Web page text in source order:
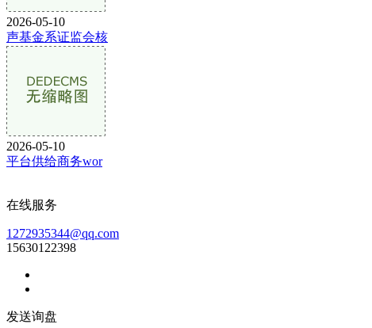
2026-05-10
声基金系证监会核
2026-05-10
平台供给商务wor
在线服务
1272935344@qq.com
15630122398
发送询盘